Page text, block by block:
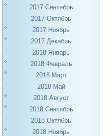
2017 Сентябрь
2017 Октябрь
2017 Ноябрь
2017 Декабрь
2018 Январь
2018 Февраль
2018 Март
2018 Май
2018 Август
2018 Сентябрь
2018 Октябрь
2018 Ноябрь